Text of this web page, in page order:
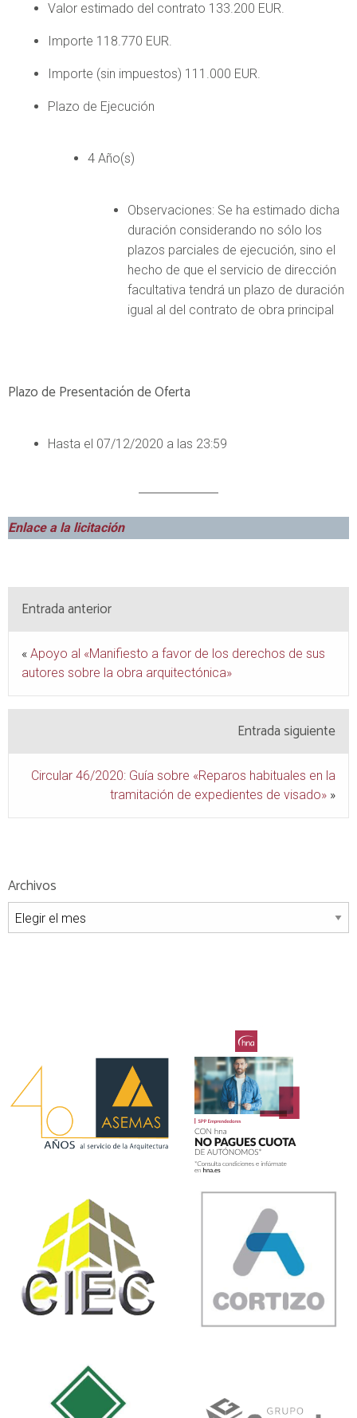
Valor estimado del contrato 133.200 EUR.
Importe 118.770 EUR.
Importe (sin impuestos) 111.000 EUR.
Plazo de Ejecución
4 Año(s)
Observaciones: Se ha estimado dicha
duración considerando no sólo los
plazos parciales de ejecución, sino el
hecho de que el servicio de dirección
facultativa tendrá un plazo de duración
igual al del contrato de obra principal
Plazo de Presentación de Oferta
Hasta el 07/12/2020 a las 23:59
Enlace a la licitación
Entrada anterior
« Apoyo al «Manifiesto a favor de los derechos de sus
autores sobre la obra arquitectónica»
Entrada siguiente
Circular 46/2020: Guía sobre «Reparos habituales en la
tramitación de expedientes de visado» »
Archivos
Archivos